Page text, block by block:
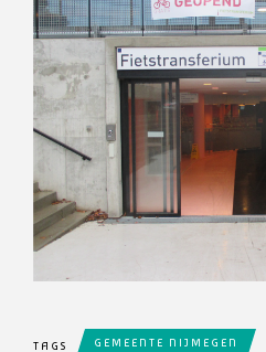
TAGS GEMEENTE NIJMEGEN